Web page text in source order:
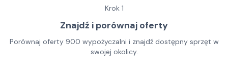
Krok 1
Znajdź i porównaj oferty
Porównaj oferty 900 wypożyczalni i znajdź dostępny sprzęt w
swojej okolicy.